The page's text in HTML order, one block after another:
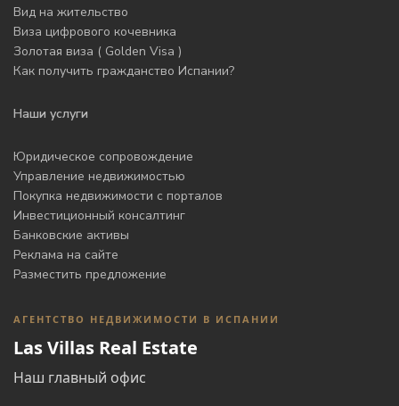
Вид на жительство
Виза цифрового кочевника
Золотая виза ( Golden Visa )
Как получить гражданство Испании?
Наши услуги
Юридическое сопровождение
Управление недвижимостью
Покупка недвижимости с порталов
Инвестиционный консалтинг
Банковские активы
Реклама на сайте
Разместить предложение
АГЕНТСТВО НЕДВИЖИМОСТИ В ИСПАНИИ
Las Villas Real Estate
Наш главный офис